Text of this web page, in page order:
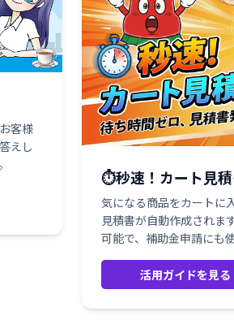
客様
えし
⏱️秒速！カート見積
気になる商品をカートに
見積書が自動作成されま
可能で、補助金申請にも
活用ガイドを見る